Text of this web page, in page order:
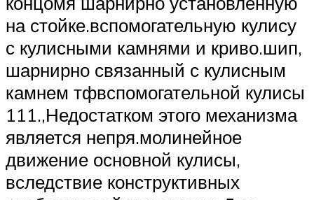
на стойке.вспомогательную кулису
с кулисными камнями и криво.шип,
шарнирно связанный с кулисным
камнем тфвспомогательной кулисы
111.,Недостатком этого механизма
является непря.молинейное
движение основной кулисы,
вследствие конструктивных